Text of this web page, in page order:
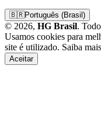
🇧🇷Português (Brasil)
© 2026, HG Brasil.
Usamos cookies para
site é utilizado. Saiba
Aceitar